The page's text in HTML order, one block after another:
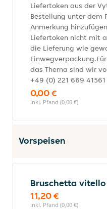
Liefertoken aus der
Bestellung unter dem
Anmerkung
Liefertoken nicht mit
die Lieferung wie
das Thema sind wir
+49 (0) 221 669
0,00 €
inkl. Pfand (0,00 €)
Vorspeisen
Bruschetta
11,20 €
inkl. Pfand (0,00 €)